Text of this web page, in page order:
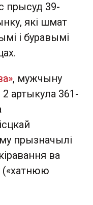
прысуд 39-
які шмат
і буравымі
, мужчыну
2 артыкула 361-
прызначылі
ва
(«хатнюю